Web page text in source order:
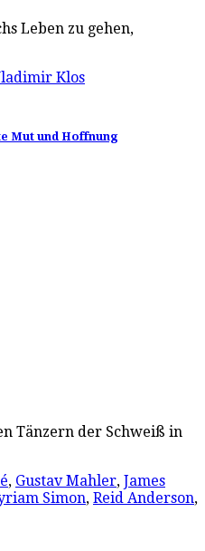
Leben zu gehen,
Klos
Mut und Hoffnung
Tänzern der Schweiß in
, Gustav Mahler, James
Simon, Reid Anderson,